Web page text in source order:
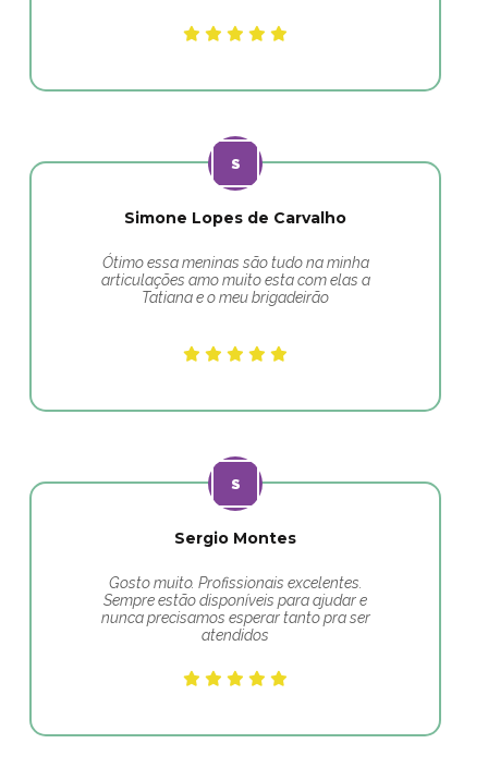
Simone Lopes de Carvalho
Ótimo essa meninas são tudo na minha
articulações amo muito esta com elas a
Tatiana e o meu brigadeirão
Sergio Montes
Gosto muito. Profissionais excelentes.
Sempre estão disponíveis para ajudar e
nunca precisamos esperar tanto pra ser
atendidos